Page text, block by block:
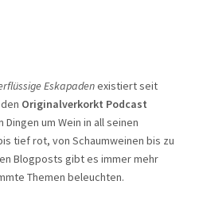
Eskapadenexistiert seit
Originalverkorkt Podcast
um Wein in all seinen
tief rot, von Schaumweinen bis zu
Blogposts gibt es immer mehr
Themen beleuchten.